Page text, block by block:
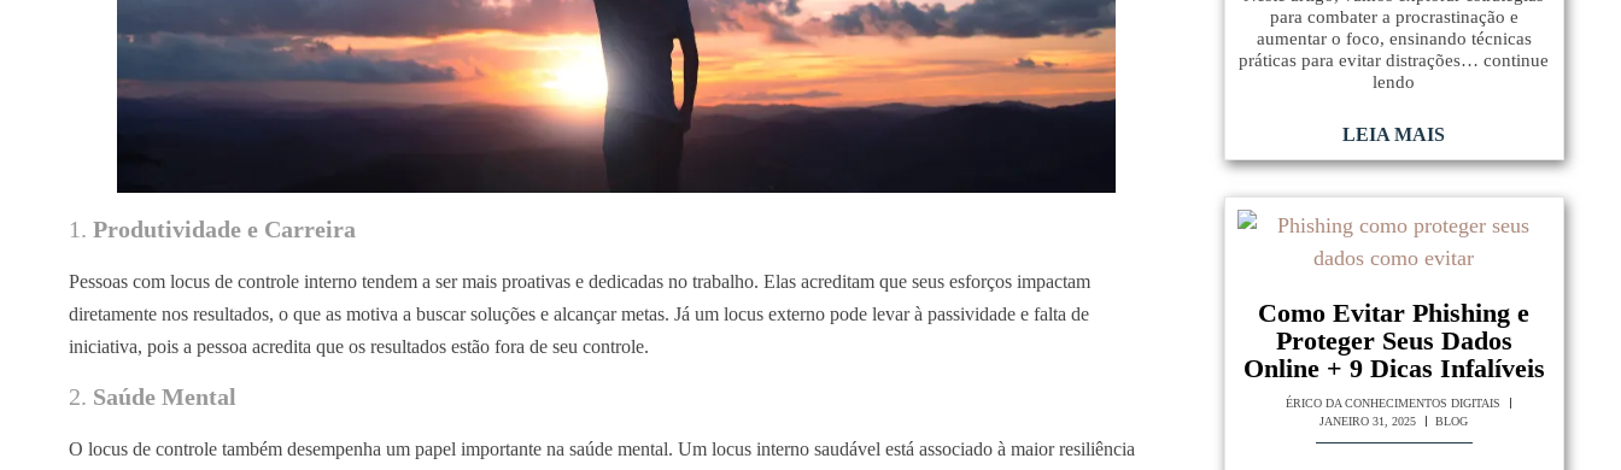
1. Produtividade e Carreira
Pessoas com locus de controle interno tendem a ser mais proativas e dedicadas no trabalho. Elas acreditam que seus esforços impactam
diretamente nos resultados, o que as motiva a buscar soluções e alcançar metas. Já um locus externo pode levar à passividade e falta de
iniciativa, pois a pessoa acredita que os resultados estão fora de seu controle.
2. Saúde Mental
O locus de controle também desempenha um papel importante na saúde mental. Um locus interno saudável está associado à maior resiliência
para combater a procrastinação e
aumentar o foco, ensinando técnicas
práticas para evitar distrações… continue
lendo
LEIA MAIS
Como Evitar Phishing e
Proteger Seus Dados
Online + 9 Dicas Infalíveis
ÉRICO DA CONHECIMENTOS DIGITAIS
JANEIRO 31, 2025
BLOG